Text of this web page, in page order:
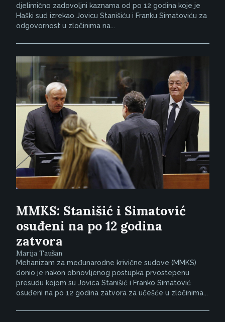
djelimično zadovoljni kaznama od po 12 godina koje je
Haški sud izrekao Jovicu Stanišiću i Franku Simatoviću za
odgovornost u zločinima na...
MMKS: Stanišić i Simatović
osuđeni na po 12 godina
zatvora
Marija Taušan
Mehanizam za međunarodne krivične sudove (MMKS)
donio je nakon obnovljenog postupka prvostepenu
presudu kojom su Jovica Stanišić i Franko Simatović
osuđeni na po 12 godina zatvora za učešće u zločinima...